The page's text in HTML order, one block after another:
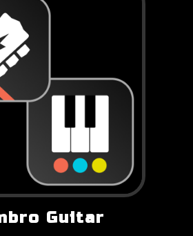
Guitar